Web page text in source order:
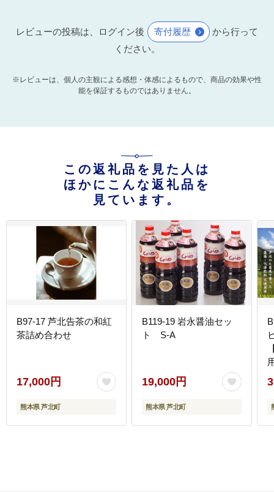
レビューの投稿は、ログイン後 寄付履歴
から行って
ください。
※レビューは、個人の主観による感想・体感によるもので、商品の効果や性
能を保証するものではありません。
この返礼品を見た人は
ほかにこんな返礼品を
見ています。
B97-17 芦北告茶の和紅
茶詰め合わせ
17,000円
熊本県 芦北町
B119-19 岩永醤油セッ
ト S-A
19,000円
熊本県 芦北町